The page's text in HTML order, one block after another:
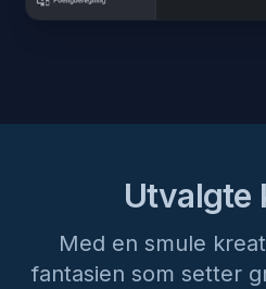
Utvalgte
Med en smule
fantasien som setter